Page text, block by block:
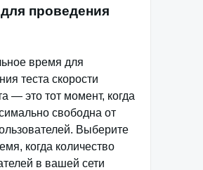
проведения
время для
теста скорости
— это тот момент, когда
свободна от
Выберите
когда количество
в вашей сети